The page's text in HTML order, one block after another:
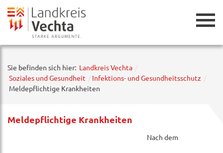
Sie befinden sich hier: Landkreis Vechta
Soziales und Gesundheit
Infektions- und Gesundheitsschutz
Meldepflichtige Krankheiten
Meldepflichtige Krankheiten
Nach dem